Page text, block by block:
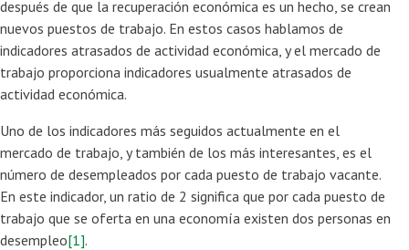
después de que la recuperación económica es un hecho, se crean
nuevos puestos de trabajo. En estos casos hablamos de
indicadores atrasados de actividad económica, y el mercado de
trabajo proporciona indicadores usualmente atrasados de
actividad económica.
Uno de los indicadores más seguidos actualmente en el
mercado de trabajo, y también de los más interesantes, es el
número de desempleados por cada puesto de trabajo vacante.
En este indicador, un ratio de 2 significa que por cada puesto de
trabajo que se oferta en una economía existen dos personas en
desempleo[1].